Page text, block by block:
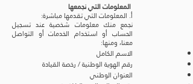
المعلومات التي نجمعها
أ. المعلومات التي تقدمها مباشرة:
نجمع منك معلومات شخصية عند تسجيل
الحساب أو استخدام الخدمات أو التواصل
معنا، ومنها:
الاسم الكامل
رقم الهوية الوطنية / رخصة القيادة
العنوان الوطني